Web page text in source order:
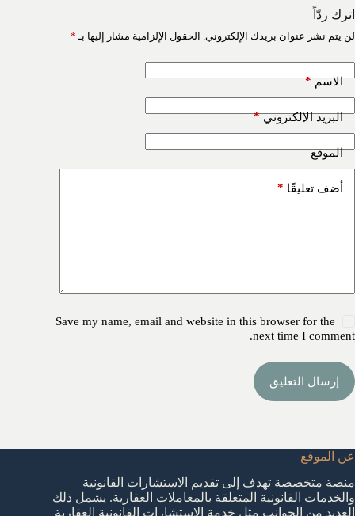
اترك ردّاً
لن يتم نشر عنوان بريدك الإلكتروني. الحقول الإلزامية مشار إليها بـ *
الاسم*
البريد الإلكتروني*
الموقع
أضف تعليقًا *
Save my name, email and website in this browser for the
next time I comment.
إرسال التعليق
عن الموقع
منصة متخصصة تهدف إلى تقديم الاستشارات القانونية
والخدمات القانونية المتعلقة بالمعاملات العقارية. يشمل ذلك
العديد من الجوانب مثل خدمة الاستشارات القانونية العقارية